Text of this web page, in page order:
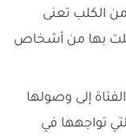
الكلب تعنى
حلت بها من أشخاص
إلى وصولها
تواجهها في